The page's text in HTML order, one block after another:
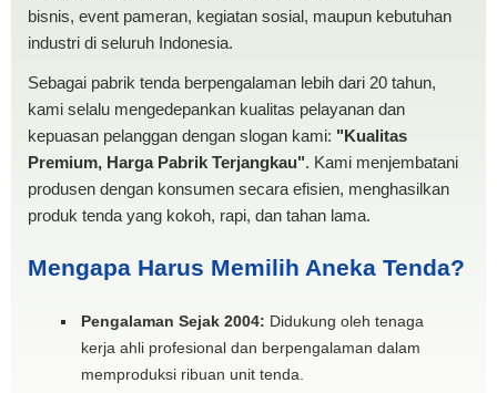
bisnis, event pameran, kegiatan sosial, maupun kebutuhan
industri di seluruh Indonesia.
Sebagai pabrik tenda berpengalaman lebih dari 20 tahun,
kami selalu mengedepankan kualitas pelayanan dan
kepuasan pelanggan dengan slogan kami: "Kualitas
Premium, Harga Pabrik Terjangkau". Kami menjembatani
produsen dengan konsumen secara efisien, menghasilkan
produk tenda yang kokoh, rapi, dan tahan lama.
Mengapa Harus Memilih Aneka Tenda?
Pengalaman Sejak 2004: Didukung oleh tenaga
kerja ahli profesional dan berpengalaman dalam
memproduksi ribuan unit tenda.